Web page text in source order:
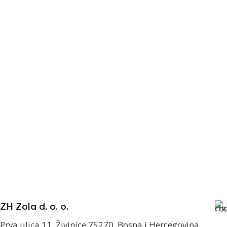
ZH Zola d. o. o.
Prva ulica 11, Živinice 75270, Bosna i Hercegovina